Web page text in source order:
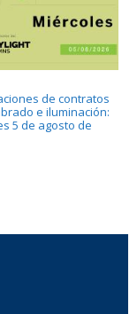
de contratos
e iluminación:
5 de agosto de